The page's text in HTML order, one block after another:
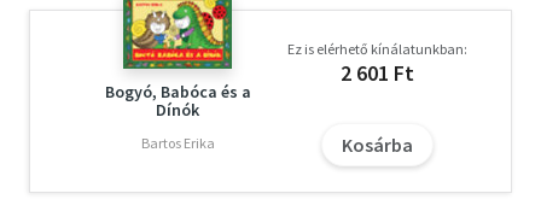
Bogyó, Babóca és a
Dínók
Bartos Erika
Ez is elérhető kínálatunkban:
2 601 Ft
Kosárba